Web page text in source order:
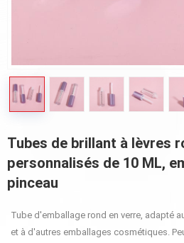
Tubes de brillant à lèvres
personnalisés de 10 ML,
pinceau
Tube d'emballage rond en verre, adapté
et à d'autres emballages cosmétiques.